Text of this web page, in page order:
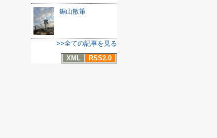
鋸山散策
>>全ての記事を見る
XML
RSS2.0